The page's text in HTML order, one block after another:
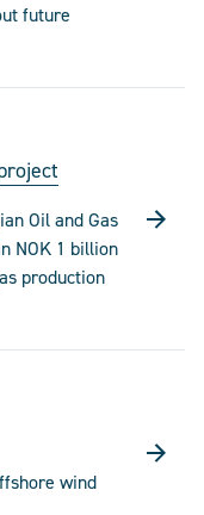
future
Oil and Gas
NOK 1 billion
production
wind